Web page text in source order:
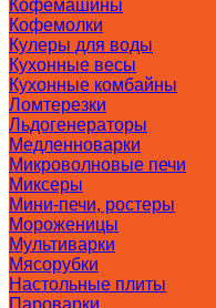
Кофемашины
Кофемолки
Кулеры для воды
Кухонные весы
Кухонные комбайны
Ломтерезки
Льдогенераторы
Медленноварки
Микроволновые печи
Миксеры
Мини-печи, ростеры
Мороженицы
Мультиварки
Мясорубки
Настольные плиты
Пароварки